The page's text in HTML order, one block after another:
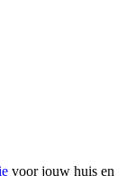
voor jouw huis en